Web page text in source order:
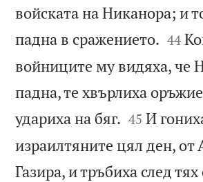
войската на Никанора; и
падна в сражението. 

44
войниците му видяха, че
падна, те хвърлиха
удариха на бяг. 

45 И
израилтяните цял ден, от
Газира, и тръбиха след